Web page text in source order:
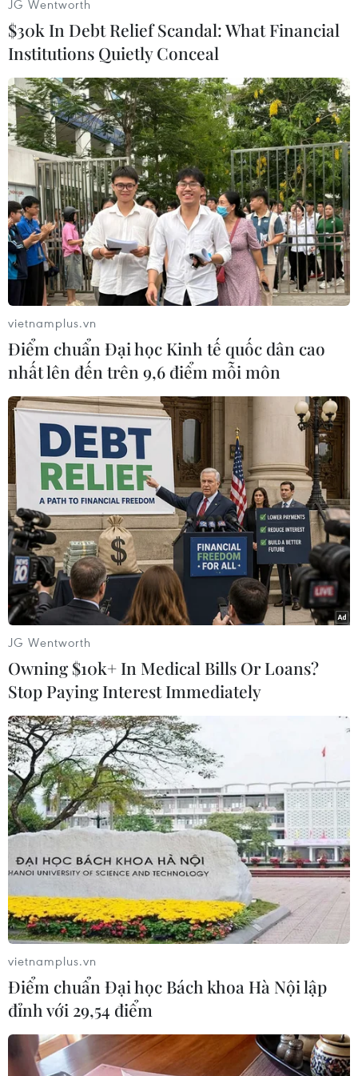
#Geoscience Australia #Guam
#Micronesia
#Động đất
#Sóng thần
#Vanuatu
#Khoa học địa chất Australia
Theo dõi VietnamPlus
TIN LIÊN QUAN
Trận động đất ở thủ đô của Nhật Bản dao
động theo chiều dọc?
Một số nhân chứng cho rằng khu vực Bắc Kanto bị rung
chuyển bởi trận động đất cường độ 5,6 độ Richter là
rung chấn theo chiều dọc thay vì chiều ngang như các
trận động đất trước đây.
JG Wentworth
$30k In Debt Relief Scandal: What Financial
Institutions Quietly Conceal
vietnamplus.vn
Điểm chuẩn Đại học Kinh tế quốc dân cao
nhất lên đến trên 9,6 điểm mỗi môn
JG Wentworth
Owning $10k+ In Medical Bills Or Loans?
Stop Paying Interest Immediately
vietnamplus.vn
Điểm chuẩn Đại học Bách khoa Hà Nội lập
đỉnh với 29,54 điểm